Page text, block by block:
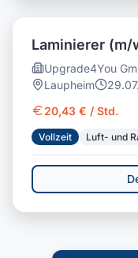
Laminierer
Upgrade4You
Laupheim
20,43 € / Std.
Vollzeit Luft- und